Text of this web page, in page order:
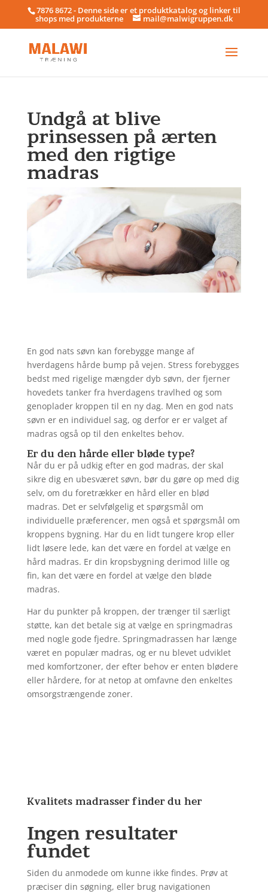
7876 8672 - Denne side er et produktkatalog og linker til
shops med produkterne mail@malwigruppen.dk
Undgå at blive
prinsessen på ærten
med den rigtige
madras
En god nats søvn kan forebygge mange af
hverdagens hårde bump på vejen. Stress forebygges
bedst med rigelige mængder dyb søvn, der fjerner
hovedets tanker fra hverdagens travlhed og som
genoplader kroppen til en ny dag. Men en god nats
søvn er en individuel sag, og derfor er er valget af
madras også op til den enkeltes behov.
Er du den hårde eller bløde type?
Når du er på udkig efter en god madras, der skal
sikre dig en ubesværet søvn, bør du gøre op med dig
selv, om du foretrækker en hård eller en blød
madras. Det er selvfølgelig et spørgsmål om
individuelle præferencer, men også et spørgsmål om
kroppens bygning. Har du en lidt tungere krop eller
lidt løsere lede, kan det være en fordel at vælge en
hård madras. Er din kropsbygning derimod lille og
fin, kan det være en fordel at vælge den bløde
madras.
Har du punkter på kroppen, der trænger til særligt
støtte, kan det betale sig at vælge en springmadras
med nogle gode fjedre. Springmadrassen har længe
været en populær madras, og er nu blevet udviklet
med komfortzoner, der efter behov er enten blødere
eller hårdere, for at netop at omfavne den enkeltes
omsorgstrængende zoner.
Kvalitets madrasser finder du her
Ingen resultater
fundet
Siden du anmodede om kunne ikke findes. Prøv at
præciser din søgning, eller brug navigationen